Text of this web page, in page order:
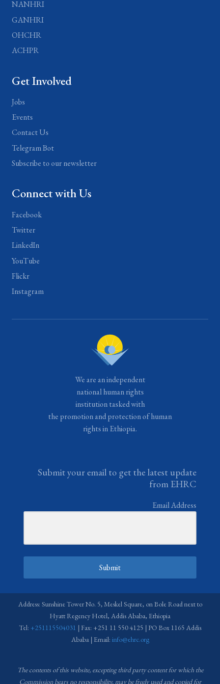
NANHRI
GANHRI
OHCHR
ACHPR
Get Involved
Jobs
Events
Contact Us
Telegram Bot
Subscribe to our newsletter
Connect with Us
Facebook
Twitter
LinkedIn
YouTube
Flickr
Instagram
We are an independent
national human rights
institution tasked with
the promotion and protection of human
rights in Ethiopia.
Submit your email to get the latest update
from EHRC
Email Address
Submit
Address: Sunshine Tower No. 5, Meskel Square, on Bole Road next to
Hyatt Regency Hotel, Addis Ababa, Ethiopia
Tel: +251115504031 | Fax: +251 11 550 4125 | PO Box 1165 Addis
Ababa | Email: info@ehrc.org
The contents of this website, excepting third party content for which the
Commission bears no responsibility,may be freely used and copied for